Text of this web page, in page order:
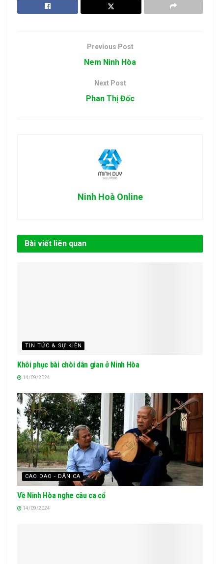
Previous Post
Nem Ninh Hòa
Next Post
Phan Thị Đốc
Ninh Hoà Online
Bài viết liên quan
TIN TỨC & SỰ KIỆN
Khôi phục bài chòi dân gian ở Ninh Hòa
14/09/2024
CAO DAO - DÂN CA
Về Ninh Hòa nghe câu ca cổ
14/09/2024